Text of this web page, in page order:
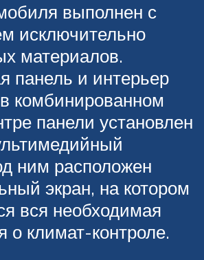
выполнен с
исключительно
материалов.
панель и интерьер
комбинированном
панели установлен
ним расположен
экран, на котором
вся необходимая
климат-контроле.